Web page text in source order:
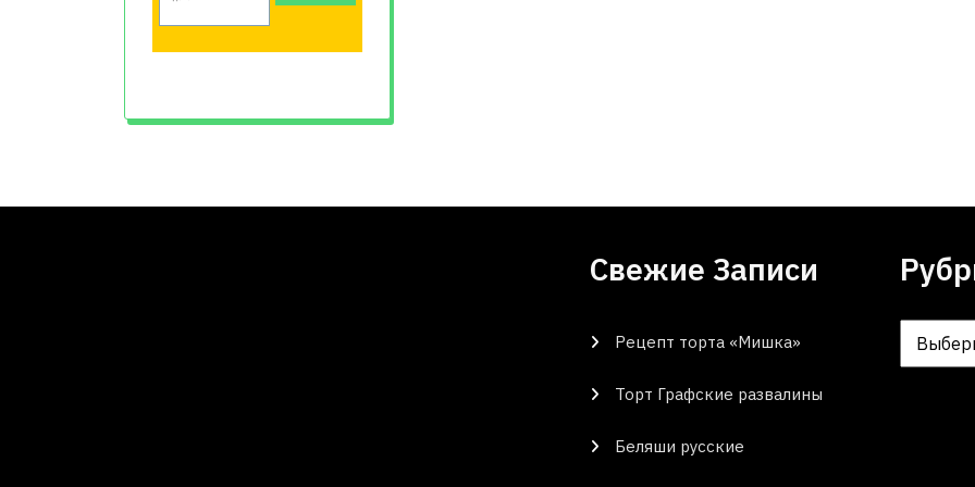
Свежие Записи
Рецепт торта «Мишка»
Торт Графские развалины
Беляши русские
Рубрики